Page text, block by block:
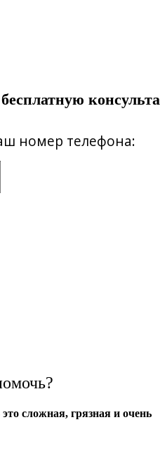
номер телефона:
сложная, грязная и очень